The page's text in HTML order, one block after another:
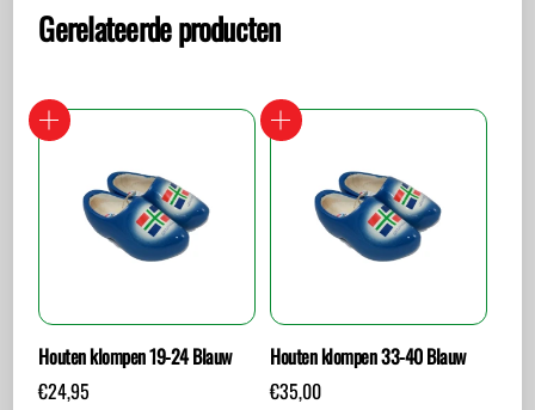
Gerelateerde producten
Houten klompen 19-24 Blauw
€24,95
Houten klompen 33-40 Blauw
€35,00